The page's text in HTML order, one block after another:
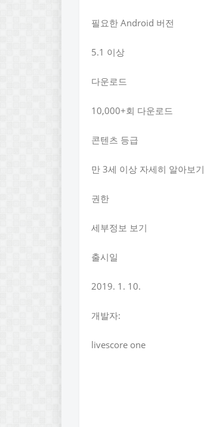
필요한 Android 버전
5.1 이상
다운로드
10,000+회 다운로드
콘텐츠 등급
만 3세 이상 자세히 알아보기
권한
세부정보 보기
출시일
2019. 1. 10.
개발자:
livescore one